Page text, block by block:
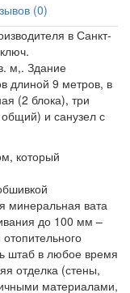
(0)
в Санкт-
м,. Здание
длиной 9 метров, в
(2 блока), три
и санузел с
который
минеральная вата
до 100 мм –
штаб в любое время
отделка (стены,
материалами,